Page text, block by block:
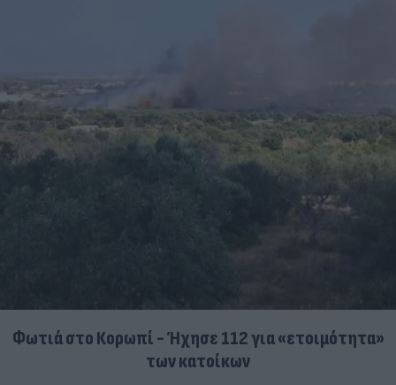
Φωτιά στο Κορωπί - Ήχησε 112 για «ετοιμότητα»
των κατοίκων